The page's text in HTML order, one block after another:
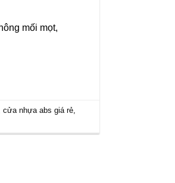
mối mọt,
,cửa nhựa abs giá rẻ